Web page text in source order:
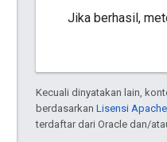
Jika berhasil,
Kecuali dinyatakan lain,
berdasarkan Lisensi
terdaftar dari Oracle dan/